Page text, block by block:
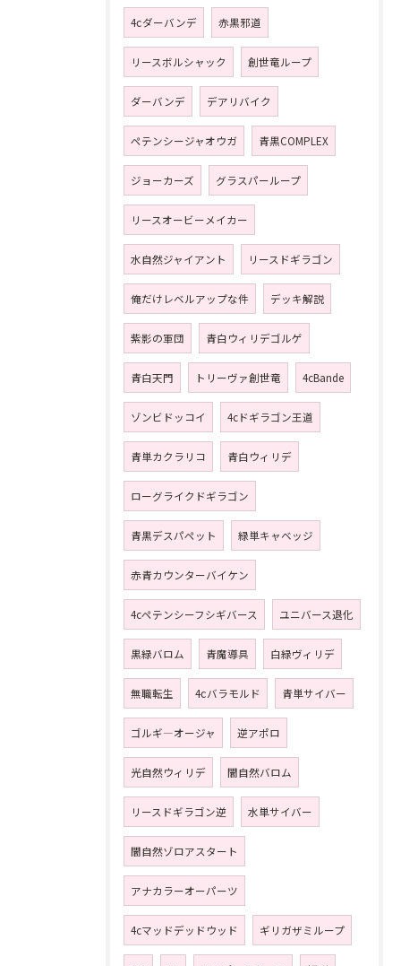
4ⅽダーバンデ 赤黒邪道
リースボルシャック 創世竜ループ
ダーバンデ デアリバイク
ペテンシージャオウガ 青黒COMPLEX
ジョーカーズ グラスパーループ
リースオービーメイカー
水自然ジャイアント リースドギラゴン
俺だけレベルアップな件 デッキ解説
紫影の軍団 青白ウィリデゴルゲ
青白天門 トリーヴァ創世竜 4cBande
ゾンビドッコイ 4cドギラゴン王道
青単カクラリコ 青白ウィリデ
ローグライクドギラゴン
青黒デスパペット 緑単キャベッジ
赤青カウンターバイケン
4cペテンシーフシギバース ユニバース退化
黒緑バロム 青魔導具 白緑ヴィリデ
無職転生 4ⅽバラモルド 青単サイバー
ゴルギ―オージャ 逆アポロ
光自然ウィリデ 闇自然バロム
リースドギラゴン逆 水単サイバー
闇自然ゾロアスタート
アナカラーオーパーツ
4cマッドデッドウッド ギリガザミループ